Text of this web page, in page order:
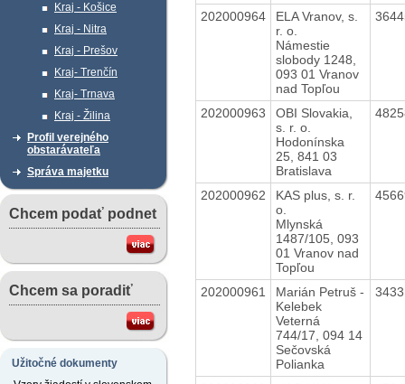
Kraj - Košice
Kraj - Nitra
Kraj - Prešov
Kraj- Trenčín
Kraj- Trnava
Kraj - Žilina
Profil verejného
obstarávateľa
Správa majetku
Chcem podať podnet
Chcem sa poradiť
Užitočné dokumenty
202000964
ELA Vranov, s.
r. o.
Námestie
slobody 1248,
093 01 Vranov
nad Topľou
202000963
OBI Slovakia,
s. r. o.
Hodonínska
25, 841 03
Bratislava
202000962
KAS plus, s. r.
o.
Mlynská
1487/105, 093
01 Vranov nad
Topľou
202000961
Marián Petruš -
Kelebek
Veterná
744/17, 094 14
Sečovská
Polianka